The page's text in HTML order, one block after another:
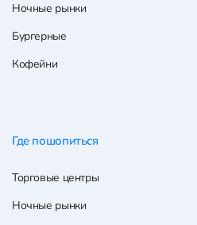
Ночные рынки
Бургерные
Кофейни
Где пошопиться
Торговые центры
Ночные рынки